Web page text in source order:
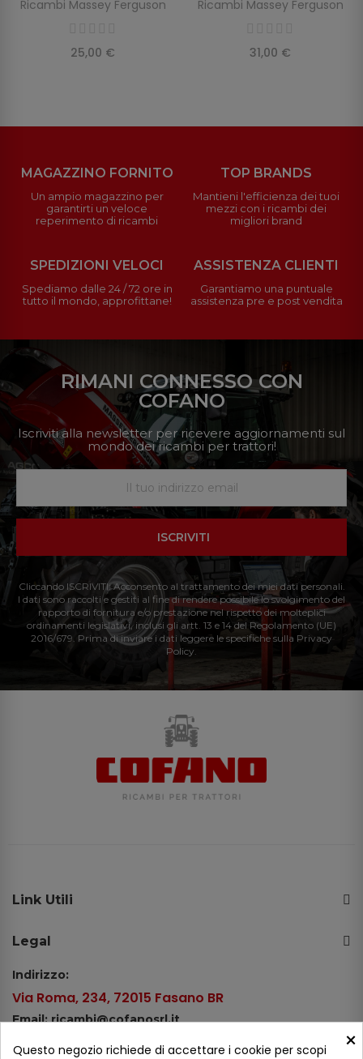
Ricambi Massey Ferguson
25,00 €
Ricambi Massey Ferguson
31,00 €
MAGAZZINO FORNITO
Un ampio magazzino per
garantirti un veloce
reperimento di ricambi
TOP BRANDS
Mantieni l'efficienza dei tuoi
mezzi con i ricambi dei
migliori brand
SPEDIZIONI VELOCI
Spediamo dalle 24 / 72 ore in
tutto il mondo, approfittane!
ASSISTENZA CLIENTI
Garantiamo una puntuale
assistenza pre e post vendita
RIMANI CONNESSO CON
COFANO
Iscriviti alla newsletter per ricevere aggiornamenti sul
mondo dei ricambi per trattori!
ISCRIVITI
Cliccando ISCRIVITI: Acconsento al trattamento dei miei dati personali.
I dati sono raccolti e gestiti al fine di rendere possibile lo svolgimento del
rapporto di fornitura e/o prestazione nel rispetto dei molteplici
ordinamenti legislativi, inclusi gli artt. 13 e 14 del Regolamento (UE)
2016/679. Prima di inviare i dati leggere le specifiche sulla Privacy
Policy.
Link Utili
Legal
Indirizzo:
Via Roma, 234, 72015 Fasano BR
Email: ricambi@cofanosrl.it
×
Questo negozio richiede di accettare i cookie per scopi